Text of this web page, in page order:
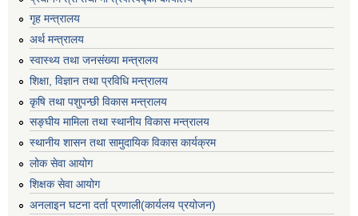
गृह मन्‍त्रालय
अर्थ मन्त्रालय
स्वास्थ्य तथा जनसंख्या मन्त्रालय
शिक्षा, विज्ञान तथा प्रविधि मन्त्रालय
कृषि तथा पशुपन्छी विकास मन्त्रालय
सङ्घीय मामिला तथा स्थानीय विकास मन्त्रालय
स्थानीय शासन तथा सामुदायिक विकास कार्यक्रम
लोक सेवा आयोग
शिक्षक सेवा आयोग
अनलाइन घटना दर्ता प्रणाली(कार्यलय प्रयोजन)